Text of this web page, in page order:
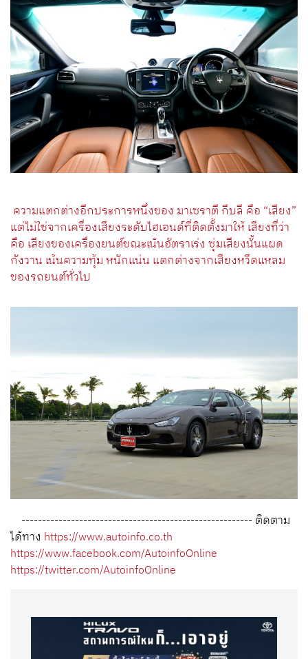
ความแตกต่างอีกประการหนึ่งของ มาเซราตี กีบลี คือ “เสียง”
แต่ไม่ใช่จากเครื่องเสียงระดับไฮเอนด์ที่ติดตั้งมาให้ เสียงที่ว่า
คือ เสียงของเครื่องยนต์ขณะเน้นอัตราเร่ง ซุ่มเสียงนั้นแผด
กังวาน เน้นความทุ้ม หนักแน่น แตกต่างจากเสียงหวีดแหลม
ของรถยนต์ทั่วไป
-------------------------------------------------------- ติดตาม
ได้ทาง https://www.autoinfo.co.th
https://www.facebook.com/AutoinfoOnline
https://twitter.com/AutoinfoOnline